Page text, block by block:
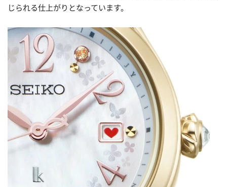
じられる仕上がりとなっています。